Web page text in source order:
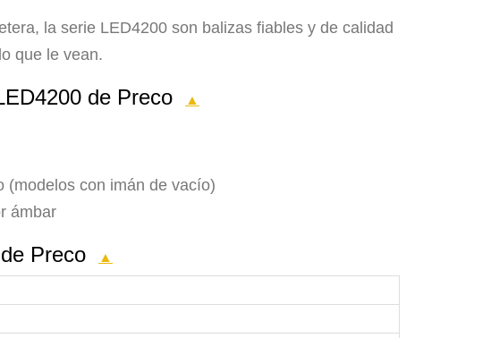
la serie LED4200 son balizas fiables y de calidad
que le vean.
de Preco ▲
(modelos con imán de vacío)
ámbar
Preco ▲